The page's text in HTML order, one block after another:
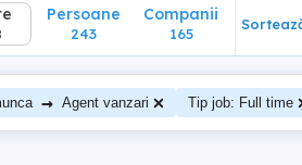
Persoane
243
Companii
165
→ Agent vanzari Tip job: Full time